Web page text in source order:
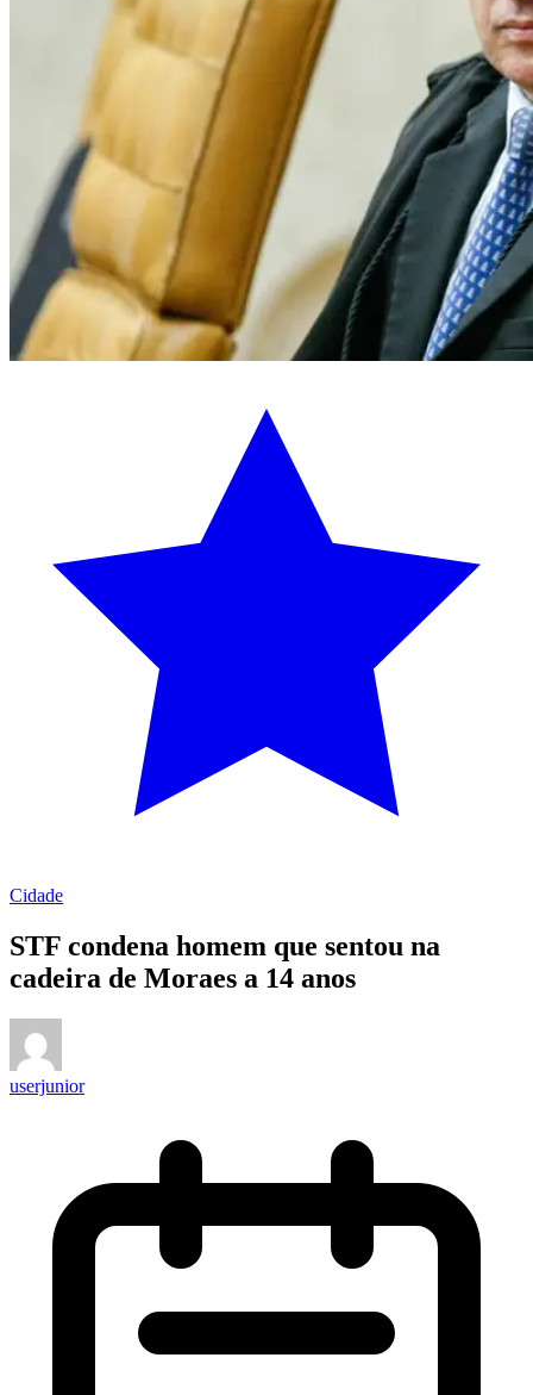
Cidade
STF condena homem que sentou na
cadeira de Moraes a 14 anos
userjunior